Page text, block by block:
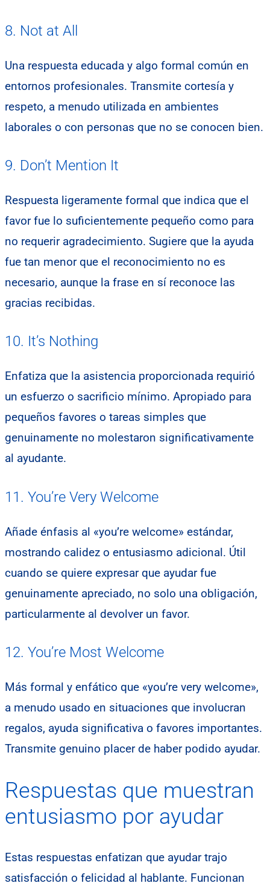
8. Not at All
Una respuesta educada y algo formal común en
entornos profesionales. Transmite cortesía y
respeto, a menudo utilizada en ambientes
laborales o con personas que no se conocen bien.
9. Don’t Mention It
Respuesta ligeramente formal que indica que el
favor fue lo suficientemente pequeño como para
no requerir agradecimiento. Sugiere que la ayuda
fue tan menor que el reconocimiento no es
necesario, aunque la frase en sí reconoce las
gracias recibidas.
10. It’s Nothing
Enfatiza que la asistencia proporcionada requirió
un esfuerzo o sacrificio mínimo. Apropiado para
pequeños favores o tareas simples que
genuinamente no molestaron significativamente
al ayudante.
11. You’re Very Welcome
Añade énfasis al «you’re welcome» estándar,
mostrando calidez o entusiasmo adicional. Útil
cuando se quiere expresar que ayudar fue
genuinamente apreciado, no solo una obligación,
particularmente al devolver un favor.
12. You’re Most Welcome
Más formal y enfático que «you’re very welcome»,
a menudo usado en situaciones que involucran
regalos, ayuda significativa o favores importantes.
Transmite genuino placer de haber podido ayudar.
Respuestas que muestran
entusiasmo por ayudar
Estas respuestas enfatizan que ayudar trajo
satisfacción o felicidad al hablante. Funcionan